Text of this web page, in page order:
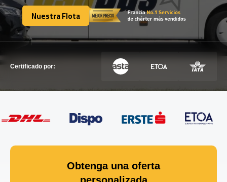
FLOTA
Nuestra Flota
Nuestra Flota
Certificado por:
Obtenga una oferta